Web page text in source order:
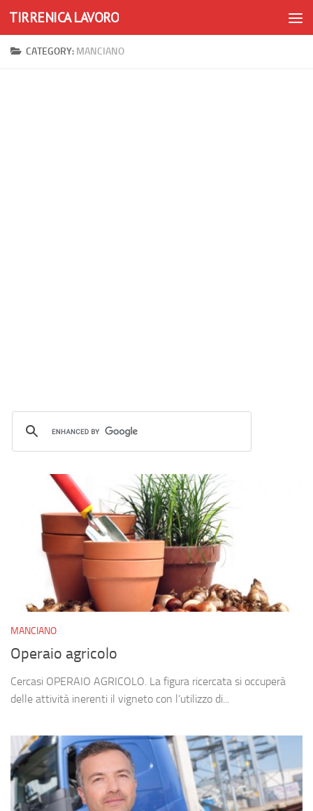
Skip to content
TIRRENICA LAVORO
CATEGORY: MANCIANO
MANCIANO
Operaio agricolo
Cercasi OPERAIO AGRICOLO. La figura ricercata si occuperà
delle attività inerenti il vigneto con l’utilizzo di...